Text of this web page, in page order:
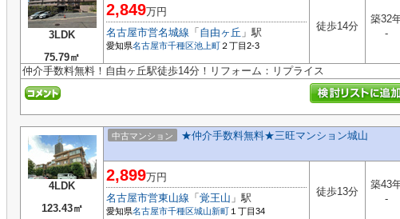
3LDK
75.79㎡
2,849万円
名古屋市営名城線 「 自由ヶ丘 」駅
愛知県名古屋市千種区池上町 ２丁目2-3
徒歩14分
築32
-
仲介手数料無料！自由ヶ丘駅徒歩14分！リフォーム：リプライス
4LDK
123.43㎡
中古マンション ★仲介手数料無料★三旺マンション城山
2,899万円
名古屋市営東山線 「 覚王山 」駅
愛知県名古屋市千種区城山新町 １丁目34
徒歩13分
築43
-